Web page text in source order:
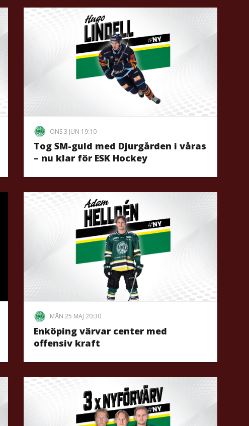
ONS 3 JUN 19:10
Tog SM-guld med Djurgården i våras
– nu klar för ESK Hockey
MÅN 25 MAJ 20:30
Enköping värvar center med
offensiv kraft